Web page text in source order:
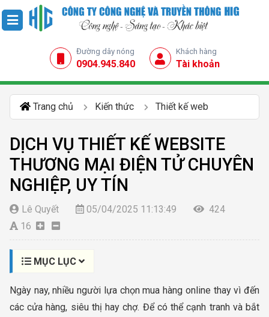
Đường dây nóng
0904.945.840
Khách hàng
Tài khoản
Trang chủ Kiến thức Thiết kế web
DỊCH VỤ THIẾT KẾ WEBSITE
THƯƠNG MẠI ĐIỆN TỬ CHUYÊN
NGHIỆP, UY TÍN
Lê Quyết 05/04/2025 11:13:49
424
16
MỤC LỤC
Ngày nay, nhiều người lựa chọn mua hàng online thay vì đến
các cửa hàng, siêu thị hay chợ. Để có thể cạnh tranh và bắt